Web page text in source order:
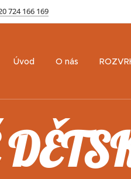
724 166 169
Úvod O nás